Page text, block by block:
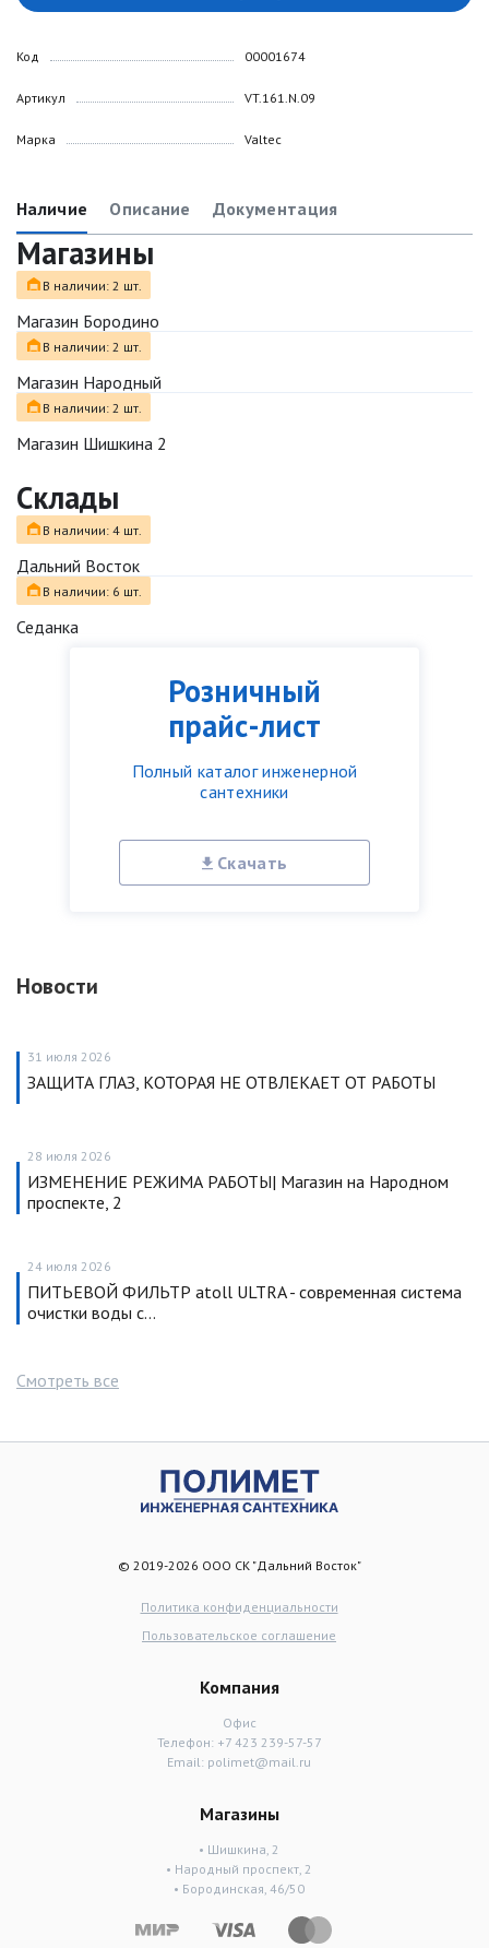
Розничный
прайс-лист
Полный каталог инженерной
сантехники
Скачать
Новости
31 июля 2026
ЗАЩИТА ГЛАЗ, КОТОРАЯ НЕ ОТВЛЕКАЕТ ОТ РАБОТЫ
28 июля 2026
ИЗМЕНЕНИЕ РЕЖИМА РАБОТЫ| Магазин на Народном
проспекте, 2
24 июля 2026
ПИТЬЕВОЙ ФИЛЬТР atoll ULTRA - современная система
очистки воды с…
Смотреть все
Код
Артикул
Марка
00001674
VT.161.N.09
Valtec
Наличие Описание Документация
Магазины
В наличии: 2 шт.
Магазин Бородино
В наличии: 2 шт.
Магазин Народный
В наличии: 2 шт.
Магазин Шишкина 2
Склады
В наличии: 4 шт.
Дальний Восток
В наличии: 6 шт.
Седанка
© 2019-2026 ООО СК "Дальний Восток"
Политика конфиденциальности
Пользовательское соглашение
Компания
Офис
Телефон: +7 423 239-57-57
Email: polimet@mail.ru
Магазины
• Шишкина, 2
• Народный проспект, 2
• Бородинская, 46/50